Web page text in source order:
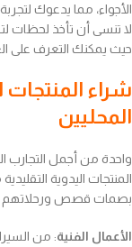
الأجواء، مما يدعوك
لا تنسى أن تأخذ لحظات
حيث يمكنك التعرف على
شراء المنتجات
المحليين
واحدة من أجمل
المنتجات اليدوية
بصمات قصص ورحلاتهم
الأعمال الفنية: من